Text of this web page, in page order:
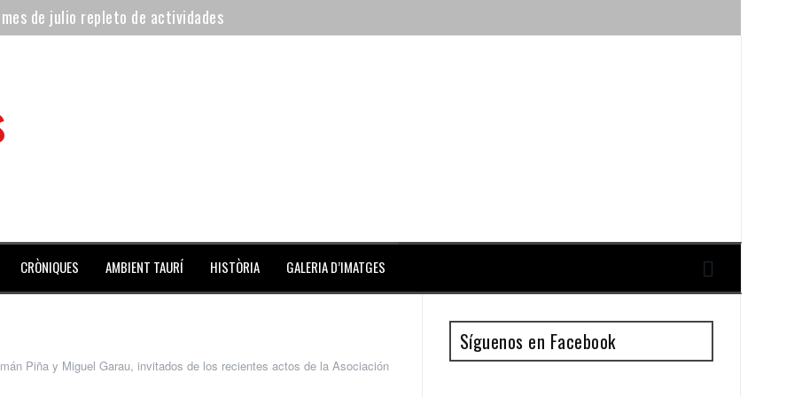
de julio repleto de actividades
Coliseo Balear
l’Aldea
CRÒNIQUES AMBIENT TAURÍ HISTÒRIA GALERIA D’IMATGES
Piña y Miguel Garau, invitados de los recientes actos de la Asociación
Síguenos en Facebook